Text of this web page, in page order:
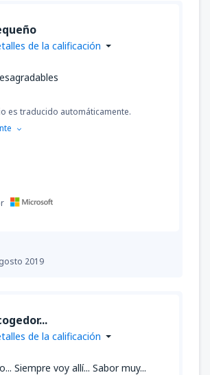
2019
de la calificación
es traducido automáticamente.
de la calificación
Siempre voy allí... Sabor muy...